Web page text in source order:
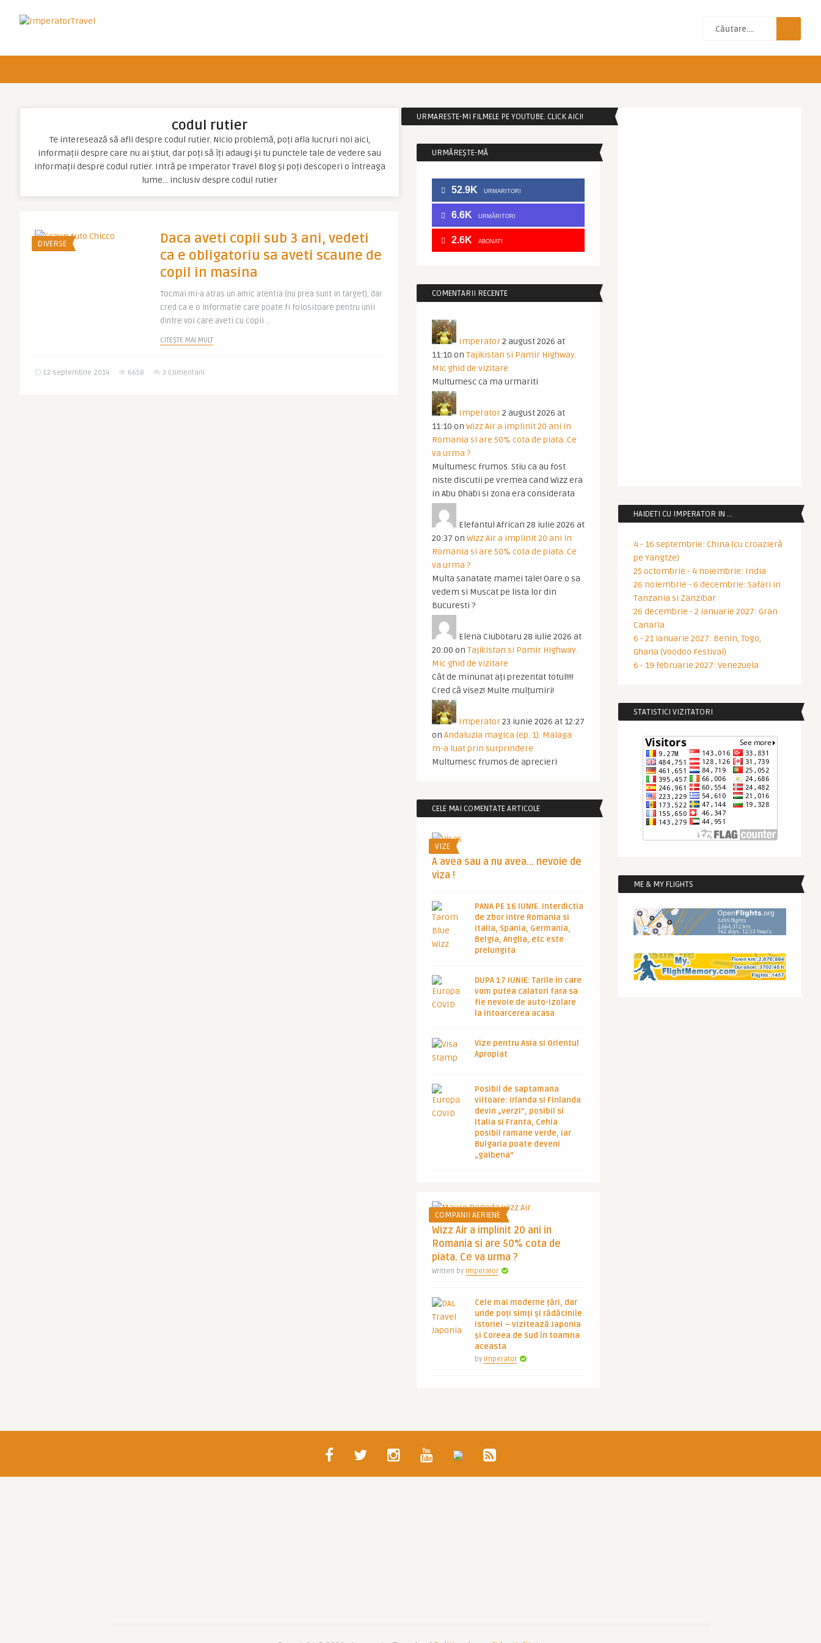
codul rutier
Te interesează să afli despre codul rutier. Nicio problemă, poți afla lucruri noi aici,
informații despre care nu ai știut, dar poți să îți adaugi și tu punctele tale de vedere sau
informații despre codul rutier. Intră pe Imperator Travel Blog și poți descoperi o întreaga
lume… inclusiv despre codul rutier
DIVERSE
Daca aveti copii sub 3 ani, vedeti
ca e obligatoriu sa aveti scaune de
copil in masina
Tocmai mi-a atras un amic atentia (nu prea sunt in target), dar
cred ca e o informatie care poate fi folositoare pentru unii
dintre voi care aveti cu copii ..
CITEȘTE MAI MULT
12 septembrie 2014 6658 3 Comentarii
URMARESTE-MI FILMELE PE YOUTUBE. CLICK AICI!
URMĂREȘTE-MĂ
52.9K URMARITORI
6.6K URMĂRITORI
2.6K ABONATI
COMENTARII RECENTE
Imperator2 august 2026 at
11:10 on Tajikistan si Pamir Highway.
Mic ghid de vizitare
Multumesc ca ma urmariti
Imperator2 august 2026 at
11:10 on Wizz Air a implinit 20 ani in
Romania si are 50% cota de piata. Ce
va urma ?
Multumesc frumos. Stiu ca au fost
niste discutii pe vremea cand Wizz era
in Abu Dhabi si zona era considerata
Elefantul African 28 iulie 2026 at
20:37 on Wizz Air a implinit 20 ani in
Romania si are 50% cota de piata. Ce
va urma ?
Multa sanatate mamei tale! Oare o sa
vedem si Muscat pe lista lor din
Bucuresti ?
Elena Ciubotaru 28 iulie 2026 at
20:00 on Tajikistan si Pamir Highway.
Mic ghid de vizitare
Cât de minunat ați prezentat totul!!!!
Cred că visez! Multe mulțumiri!
Imperator23 iunie 2026 at 12:27
on Andaluzia magica (ep. 1). Malaga
m-a luat prin surprindere
Multumesc frumos de aprecieri
CELE MAI COMENTATE ARTICOLE
VIZE
A avea sau a nu avea… nevoie de
viza !
PANA PE 16 IUNIE. Interdictia
de zbor intre Romania si
Italia, Spania, Germania,
Belgia, Anglia, etc este
prelungita
DUPA 17 IUNIE: Tarile in care
vom putea calatori fara sa
fie nevoie de auto-izolare
la intoarcerea acasa
Vize pentru Asia si Orientul
Apropiat
Posibil de saptamana
viitoare: Irlanda si Finlanda
devin „verzi”, posibil si
Italia si Franta, Cehia
posibil ramane verde, iar
Bulgaria poate deveni
„galbena”
COMPANII AERIENE
Wizz Air a implinit 20 ani in
Romania si are 50% cota de
piata. Ce va urma ?
Written by Imperator
Cele mai moderne țări, dar
unde poți simți și rădăcinile
istoriei – vizitează Japonia
și Coreea de Sud în toamna
aceasta
by Imperator
HAIDETI CU IMPERATOR IN …
4 - 16 septembrie: China (cu croazieră
pe Yangtze)
25 octombrie - 4 noiembrie: India
26 noiembrie - 6 decembrie: Safari in
Tanzania si Zanzibar
26 decembrie - 2 ianuarie 2027: Gran
Canaria
6 - 21 ianuarie 2027: Benin, Togo,
Ghana (Voodoo Festival)
6 - 19 februarie 2027: Venezuela
STATISTICI VIZITATORI
ME & MY FLIGHTS